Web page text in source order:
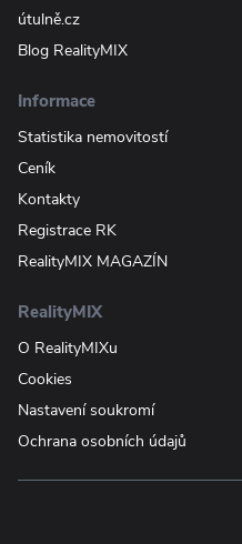
útulně.cz
Blog RealityMIX
Informace
Statistika nemovitostí
Ceník
Kontakty
Registrace RK
RealityMIX MAGAZÍN
RealityMIX
O RealityMIXu
Cookies
Nastavení soukromí
Ochrana osobních údajů